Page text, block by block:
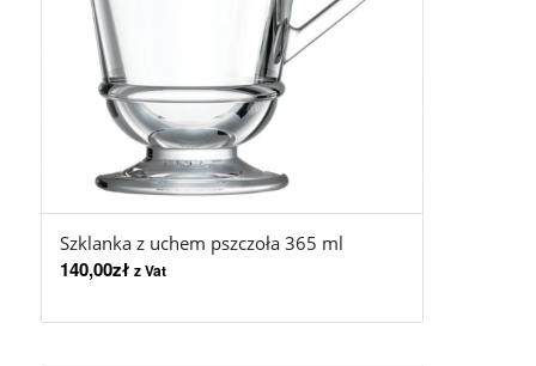
Szklanka z uchem pszczoła 365 ml
140,00zł z Vat